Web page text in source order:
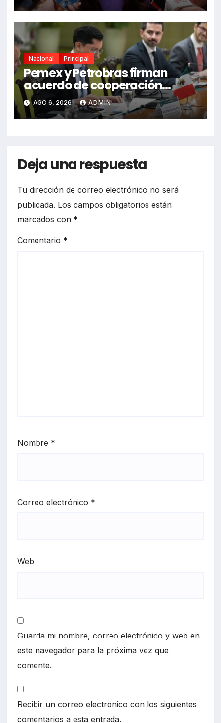
Nacional Principal
Pemex y Petrobras firman
acuerdo de cooperación
bilateral en Brasilia
AGO 6, 2026 ADMIN
Deja una respuesta
Tu dirección de correo electrónico no será
publicada. Los campos obligatorios están
marcados con *
Comentario *
Nombre *
Correo electrónico *
Web
Guarda mi nombre, correo electrónico y web en
este navegador para la próxima vez que
comente.
Recibir un correo electrónico con los siguientes
comentarios a esta entrada.